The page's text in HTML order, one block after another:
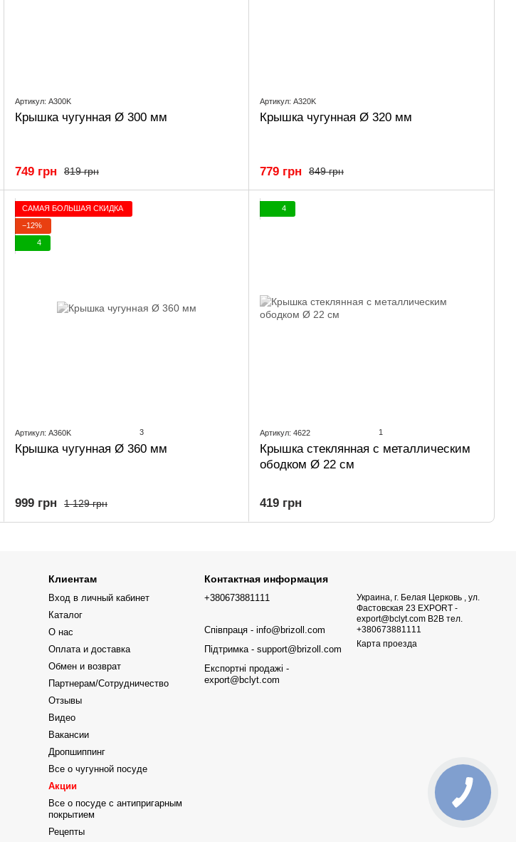
Артикул: A300K
Крышка чугунная Ø 300 мм
819 грн
749 грн
Артикул: A320K
Крышка чугунная Ø 320 мм
849 грн
779 грн
САМАЯ БОЛЬШАЯ СКИДКА
−12%
4
Артикул: A360K 3
Крышка чугунная Ø 360 мм
1 129 грн
999 грн
4
Артикул: 4622 1
Крышка стеклянная с металлическим
ободком Ø 22 см
419 грн
Клиентам
Вход в личный кабинет
Каталог
О нас
Оплата и доставка
Обмен и возврат
Партнерам/Сотрудничество
Отзывы
Видео
Вакансии
Дропшиппинг
Все о чугунной посуде
Акции
Все о посуде с антипригарным
покрытием
Рецепты
Контактная информация
+380673881111
Співпраця - info@brizoll.com
Підтримка - support@brizoll.com
Експортні продажі -
export@bclyt.com
Украина, г. Белая Церковь , ул.
Фастовская 23 EXPORT -
export@bclyt.com B2B тел.
+380673881111
Карта проезда